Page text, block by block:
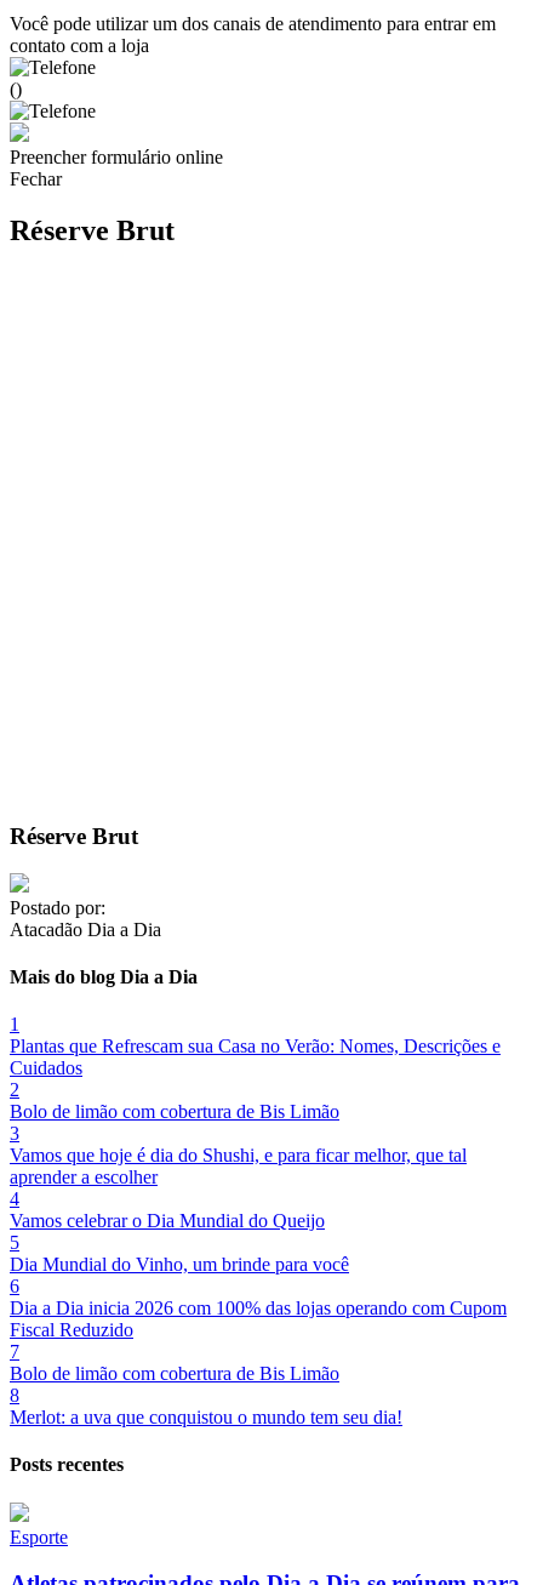
Você pode utilizar um dos canais de atendimento para entrar em
contato com a loja
()
Preencher formulário online
Fechar
Réserve Brut
Réserve Brut
Postado por:
Atacadão Dia a Dia
Mais do blog Dia a Dia
1
Plantas que Refrescam sua Casa no Verão: Nomes, Descrições e
Cuidados
2
Bolo de limão com cobertura de Bis Limão
3
Vamos que hoje é dia do Shushi, e para ficar melhor, que tal
aprender a escolher
4
Vamos celebrar o Dia Mundial do Queijo
5
Dia Mundial do Vinho, um brinde para você
6
Dia a Dia inicia 2026 com 100% das lojas operando com Cupom
Fiscal Reduzido
7
Bolo de limão com cobertura de Bis Limão
8
Merlot: a uva que conquistou o mundo tem seu dia!
Posts recentes
Esporte